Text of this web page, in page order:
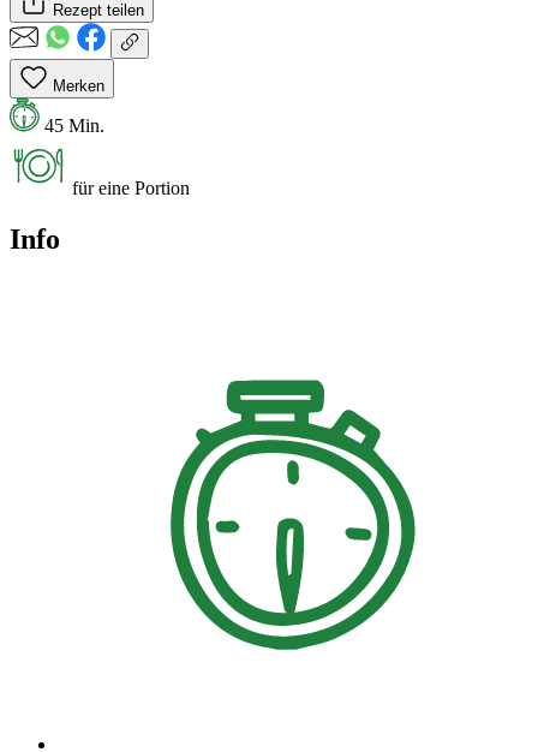
Rezept teilen
Merken
45 Min.
für eine Portion
Info